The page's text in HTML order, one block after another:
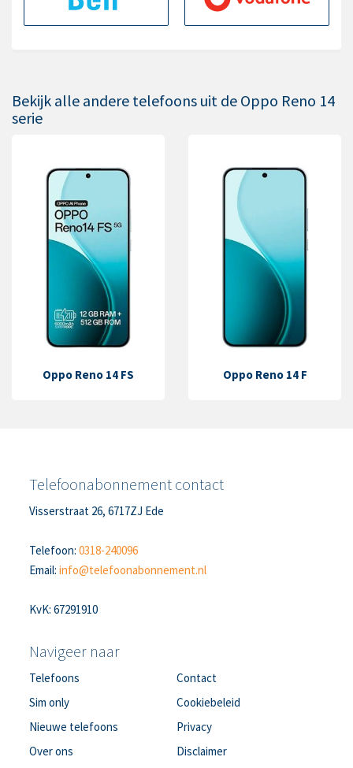
Bekijk alle andere telefoons uit de Oppo Reno 14
serie
Oppo Reno 14 FS Oppo Reno 14 F
Telefoonabonnement contact
Visserstraat 26, 6717ZJ Ede
Telefoon:0318-240096
Email:info@telefoonabonnement.nl
KvK: 67291910
Navigeer naar
Telefoons
Sim only
Nieuwe telefoons
Over ons
Contact
Cookiebeleid
Privacy
Disclaimer